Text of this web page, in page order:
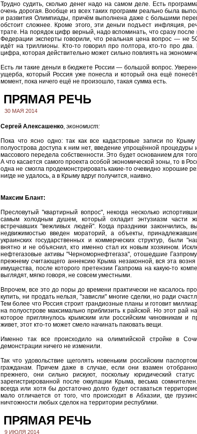
Трудно судить, сколько денег надо на самом деле. Есть
очень дорогая. Вообще из всех таких программ реально была
и развития Олимпиады, причём выполнена даже с большими
обстоит сложнее. Кроме этого, эти деньги подъест инфляция,
трате. На порядок цифр верный, надо вспоминать, что сразу
Федерации эксперты говорили, что реальная цена вопрос — не
идёт на триллионы. Кто-то говорил про полтора, кто-то про
цифра, которая действительно может сильно повлиять на
Есть ли такие деньги в бюджете России — большой вопрос.
ущерба, который Россия уже понесла и который она ещё
момент, пока ничего ещё не произошло, такая сумма есть.
ПРЯМАЯ РЕЧЬ
30 МАЯ 2014
Сергей Алексашенко, экономист:
Пока что ясно одно: так как все кадастровые записи по
полуострова доступа к ним нет, введение упрощённой процедуры
массового передела собственности. Это будет основанием для
А что касается самого проекта особой экономической зоны, то в
одна не смогла продемонстрировать какие-то очевидно хорошие
нигде не удалось, а в Крыму вдруг получится, наивно.
Максим Блант:
Пресловутый "квартирный вопрос", некогда несколько
самым холодным душем, который охладит энтузиазм части
встречавших "вежливых людей". Когда праздники закончились,
недвижимостью введен мораторий, а объекты,
украинских государственных и коммерческих структур, были
внятно и не объяснил, кто именно стал их новым хозяином.
нефтегазовые активы "Черноморнефтегаза", отошедшие
прежнему считающего аннексию Крыма незаконной, вся эта
имущества, после которого претензии Газпрома на какую-то
выглядят, мягко говоря, не совсем уместными.
Впрочем, все это до поры до времени практически не касалось
купить, ни продать нельзя, "зависли" многие сделки, но ради
Тем более что Россия строит грандиозные планы и готовит
на полуострове максимально приблизить к райской. Но этот рай
которое приглянулось крымским или российским чиновникам и
живет, этот кто-то может смело начинать паковать вещи.
Именно так все происходило на олимпийской стройке в
демонстрации ничего не изменили.
Так что удовольствие щеголять новеньким российским
гражданам. Причем даже в случае, если они взамен
прежнего, они сильно рискуют, поскольку юридический
зарегистрированной после оккупации Крыма, весьма
всегда или хотя бы достаточно долго будет оставаться
мало отличается от того, что происходит в Абхазии, где
ничтожности любых сделок на территории республики.
ПРЯМАЯ РЕЧЬ
9 ИЮЛЯ 2014